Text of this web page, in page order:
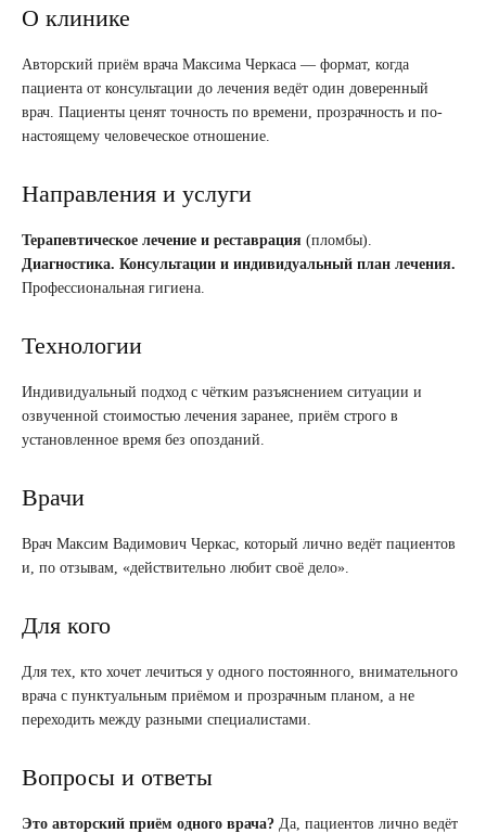
О клинике
Авторский приём врача Максима Черкаса — формат, когда
пациента от консультации до лечения ведёт один доверенный
врач. Пациенты ценят точность по времени, прозрачность и по-
настоящему человеческое отношение.
Направления и услуги
Терапевтическое лечение и реставрация (пломбы).
Диагностика. Консультации и индивидуальный план лечения.
Профессиональная гигиена.
Технологии
Индивидуальный подход с чётким разъяснением ситуации и
озвученной стоимостью лечения заранее, приём строго в
установленное время без опозданий.
Врачи
Врач Максим Вадимович Черкас, который лично ведёт пациентов
и, по отзывам, «действительно любит своё дело».
Для кого
Для тех, кто хочет лечиться у одного постоянного, внимательного
врача с пунктуальным приёмом и прозрачным планом, а не
переходить между разными специалистами.
Вопросы и ответы
Это авторский приём одного врача? Да, пациентов лично ведёт